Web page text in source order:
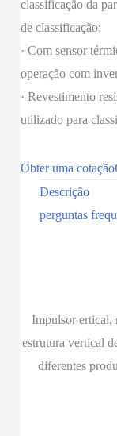
classificação da
de classificação;
· Com sensor
operação com
· Revestimento
utilizado para
Obter uma cotação
Descrição
perguntas
Impulsor ertical,
estrutura vertical
diferentes